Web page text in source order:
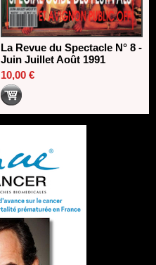
La Revue du Spectacle N° 8 -
Juin Juillet Août 1991
10,00 €